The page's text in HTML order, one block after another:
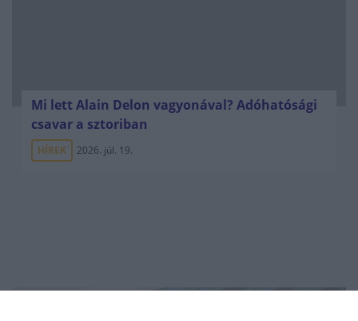
Mi lett Alain Delon vagyonával? Adóhatósági
csavar a sztoriban
HÍREK 2026. júl. 19.